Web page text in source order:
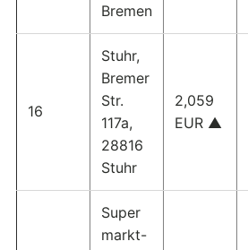
Bremen
16
Stuhr,
Bremer
Str.
117a,
28816
Stuhr
2,059
EUR ▲
Super
markt-